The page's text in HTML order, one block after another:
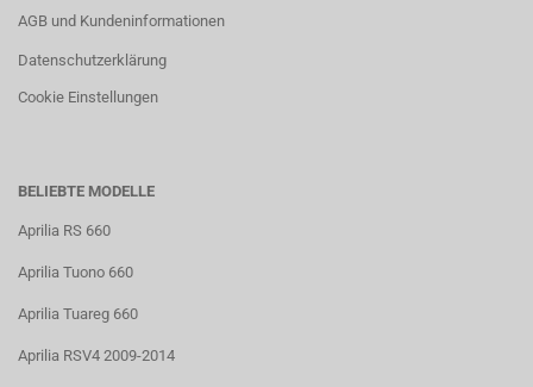
AGB und Kundeninformationen
Datenschutzerklärung
Cookie Einstellungen
BELIEBTE MODELLE
Aprilia RS 660
Aprilia Tuono 660
Aprilia Tuareg 660
Aprilia RSV4 2009-2014